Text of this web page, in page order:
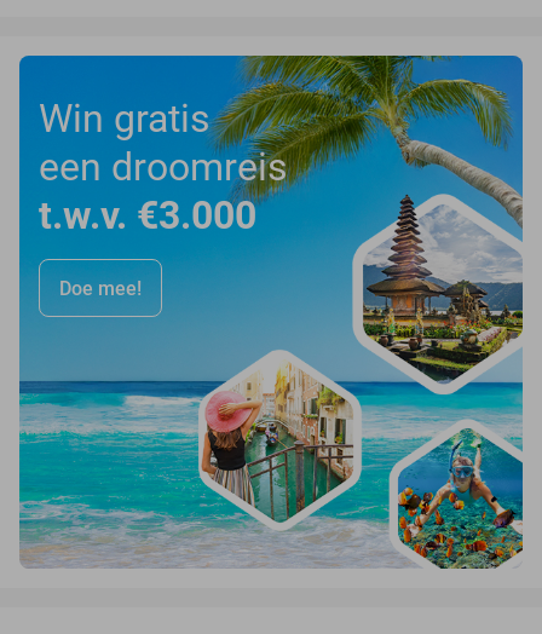
Win gratis
een droomreis
t.w.v. €3.000
Doe mee!